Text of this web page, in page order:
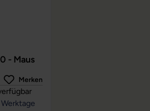
- Maus
von 5 von 5 Sternen
Merken